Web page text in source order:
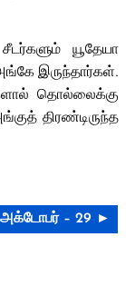
யூதேயா
அங்கே இருந்தார்கள்.
தொல்லைக்கு
திரண்டிருந்த
அக்டோபர் – 29 ►